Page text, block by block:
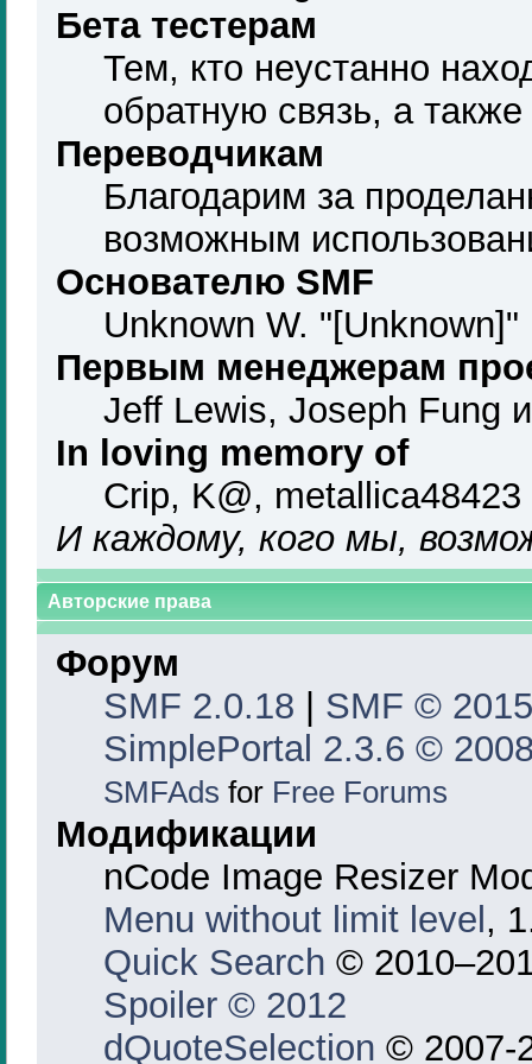
Бета тестерам
Тем, кто неустанно
обратную связь, а
Переводчикам
Благодарим за
возможным
Основателю SMF
Unknown W.
Первым менеджерам
Jeff Lewis, Joseph Fung
In loving memory of
Crip, K@,
И каждому, кого мы,
Авторские права
Форум
SMF 2.0.18 | SMF ©
SimplePortal 2.3.6 ©
SMFAds for Free Forums
Модификации
nCode Image Resizer
Menu without limit level,
Quick Search ©
Spoiler © 2012
dQuoteSelection © 2007-